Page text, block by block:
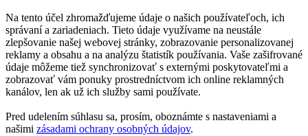
Na tento účel zhromažďujeme údaje o našich používateľoch, ich
správaní a zariadeniach. Tieto údaje využívame na neustále
zlepšovanie našej webovej stránky, zobrazovanie personalizovanej
reklamy a obsahu a na analýzu štatistík používania. Vaše zašifrované
údaje môžeme tiež synchronizovať s externými poskytovateľmi a
zobrazovať vám ponuky prostredníctvom ich online reklamných
kanálov, len ak už ich služby sami používate.
Pred udelením súhlasu sa, prosím, oboznámte s nastaveniami a
našimi zásadami ochrany osobných údajov.